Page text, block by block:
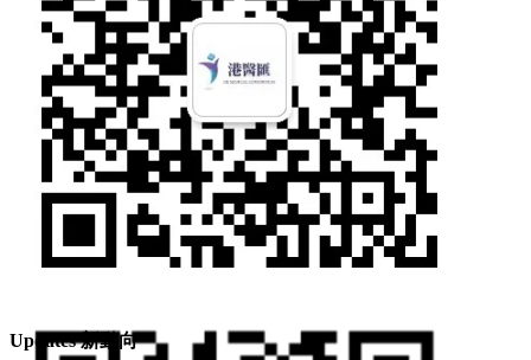
Updates 新動向